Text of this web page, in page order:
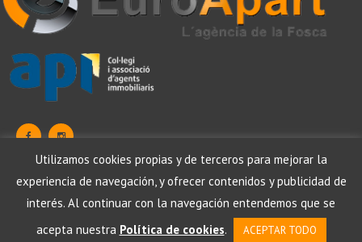
Protezione dei dati
Aviso legale Política de cookies
Euro Apart La Fosca , SEO by Laende
Utilizamos cookies propias y de terceros para mejorar la
experiencia de navegación, y ofrecer contenidos y publicidad de
interés. Al continuar con la navegación entendemos que se
acepta nuestra Política de cookies. ACEPTAR TODO